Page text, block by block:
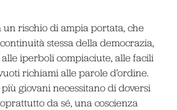
un rischio di ampia portata, che
stessa della democrazia,
iperboli compiaciute, alle facili
richiami alle parole d’ordine.
giovani necessitano di doversi
da sé, una coscienza